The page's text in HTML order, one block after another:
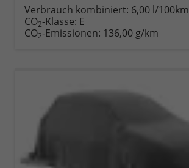
Verbrauch kombiniert: 6,00 l/100km
CO2-Klasse: E
CO2-Emissionen: 136,00 g/km